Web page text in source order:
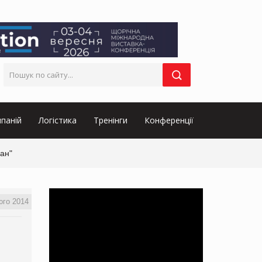
Логістика Тренінги Конференції
2014